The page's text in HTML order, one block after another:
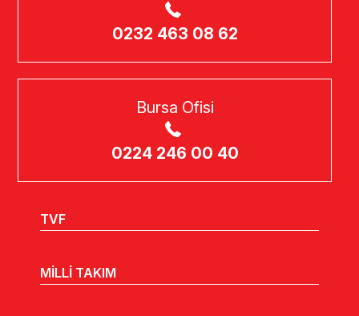
0232 463 08 62
Bursa Ofisi
0224 246 00 40
TVF
MİLLİ TAKIM